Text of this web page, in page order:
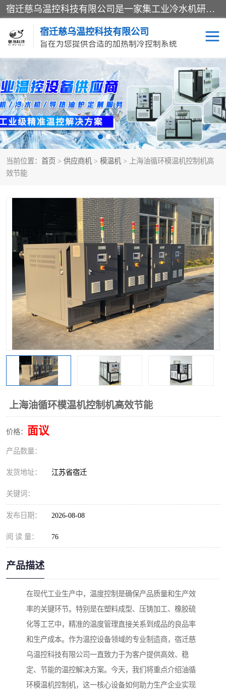
宿迁慈乌温控科技有限公司是一家集工业冷水机研发、制造、营销、服务于一体的技术生产型企业，经营范围包括：冷水机、螺杆式冷水机组、工业冷水机、水冷式冷水机、风冷式冷水机组、风冷螺杆式冷冻机组、冷冻机、注塑专用冷水机、混泥土专用冷水机、低温防爆冷水机组等。专业温控设备供应商 模温机/冷水机/导热油炉定制服务等
宿迁慈乌温控科技有限公司
旨在为您提供合适的加热制冷控制系统
当前位置： 首页 > 供应商机 > 模温机 > 上海油循环模温机控制机高
效节能
上海油循环模温机控制机高效节能
价格： 面议
产品数量：
发货地址： 江苏省宿迁
关键词：
发布日期： 2026-08-08
阅 读 量： 76
产品描述
在现代工业生产中，温度控制是确保产品质量和生产效
率的关键环节。特别是在塑料成型、压铸加工、橡胶硫
化等工艺中，精准的温度管理直接关系到成品的良品率
和生产成本。作为温控设备领域的专业制造商，宿迁慈
乌温控科技有限公司一直致力于为客户提供高效、稳
定、节能的温控解决方案。今天，我们将重点介绍油循
环模温机控制机，这一核心设备如何助力生产企业实现
冷水机 模温机
导热油加热器